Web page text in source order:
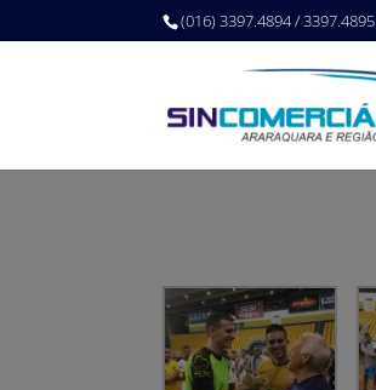
(016) 3397.4894 / 3397.4895